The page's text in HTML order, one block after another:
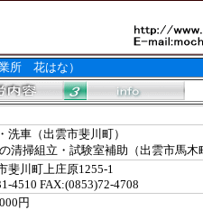
所 花はな）
洗車（出雲市斐川町）
清掃組立・試験室補助（出雲市馬木
斐川町上庄原1255-1
4510 FAX:(0853)72-4708
円